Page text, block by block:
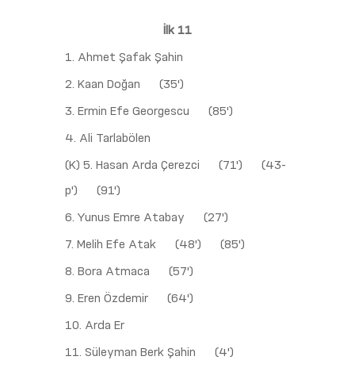
İlk 11
1. Ahmet Şafak Şahin
2. Kaan Doğan (35')
3. Ermin Efe Georgescu (85')
4. Ali Tarlabölen
(K) 5. Hasan Arda Çerezci (71')
(43-
p')
(91')
6. Yunus Emre Atabay (27')
7. Melih Efe Atak (48') (85')
8. Bora Atmaca (57')
9. Eren Özdemir (64')
10. Arda Er
11. Süleyman Berk Şahin (4')